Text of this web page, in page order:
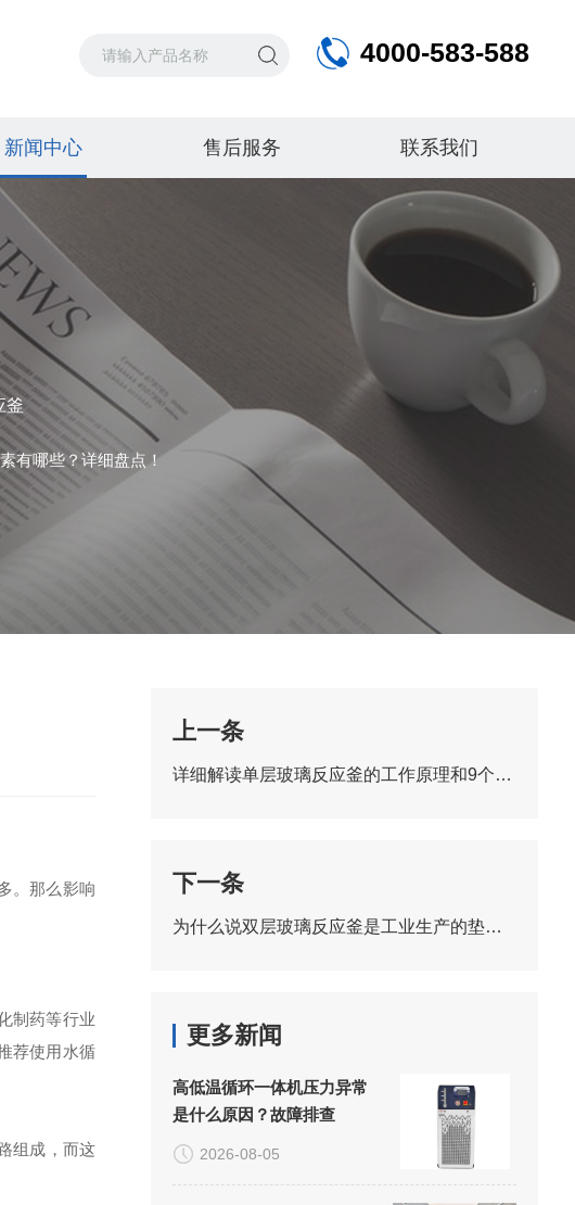
4000-583-588
新闻中心 售后服务 联系我们
釜
有哪些？详细盘点！
。那么影响
制药等行业
荐使用水循
组成，而这
上一条
详细解读单层玻璃反应釜的工作原理和9个特点，一看就懂！
下一条
为什么说双层玻璃反应釜是工业生产的垫脚石？一文看懂！
更多新闻
高低温循环一体机压力异常
是什么原因？故障排查
2026-08-05